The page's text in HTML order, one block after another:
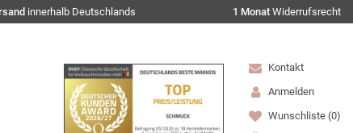
innerhalb Deutschlands 1 Monat Widerrufsrecht
Kontakt
Anmelden
Wunschliste (0)